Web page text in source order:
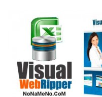
Системные программы
Программы для Бизнеса
Дизайн - графика
Обработка текста